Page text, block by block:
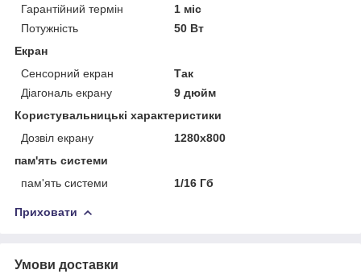
Гарантійний термін
1 міс
Потужність
50 Вт
Екран
Сенсорний екран
Так
Діагональ екрану
9 дюйм
Користувальницькі характеристики
Дозвіл екрану
1280x800
пам'ять системи
пам'ять системи
1/16 Гб
Приховати
Умови доставки